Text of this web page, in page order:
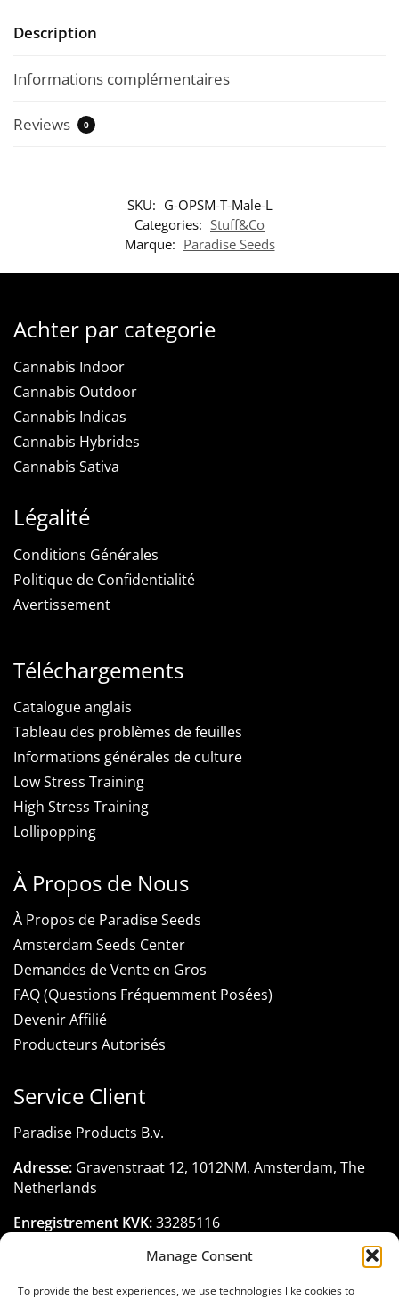
Manage Consent
To provide the best experiences, we use technologies like cookies to
Description
Informations complémentaires
Reviews 0
SKU: G-OPSM-T-Male-L
Categories: Stuff&Co
Marque: Paradise Seeds
Achter par categorie
Cannabis Indoor
Cannabis Outdoor
Cannabis Indicas
Cannabis Hybrides
Cannabis Sativa
Légalité
Conditions Générales
Politique de Confidentialité
Avertissement
Téléchargements
Catalogue anglais
Tableau des problèmes de feuilles
Informations générales de culture
Low Stress Training
High Stress Training
Lollipopping
À Propos de Nous
À Propos de Paradise Seeds
Amsterdam Seeds Center
Demandes de Vente en Gros
FAQ (Questions Fréquemment Posées)
Devenir Affilié
Producteurs Autorisés
Service Client
Paradise Products B.v.
Adresse: Gravenstraat 12, 1012NM, Amsterdam, The
Netherlands
Enregistrement KVK:33285116
+31 206 795 422
Email:customerservice@paradise-seeds.com